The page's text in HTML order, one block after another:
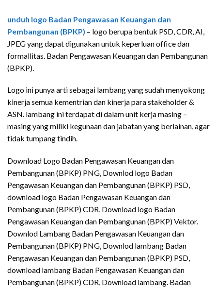
unduh logo Badan Pengawasan Keuangan dan
Pembangunan (BPKP) – logo berupa bentuk PSD, CDR, AI,
JPEG yang dapat digunakan untuk keperluan office dan
formallitas. Badan Pengawasan Keuangan dan Pembangunan
(BPKP).
Logo ini punya arti sebagai lambang yang sudah menyokong
kinerja semua kementrian dan kinerja para stakeholder &
ASN. lambang ini terdapat di dalam unit kerja masing –
masing yang miliki kegunaan dan jabatan yang berlainan, agar
tidak tumpang tindih.
Download Logo Badan Pengawasan Keuangan dan
Pembangunan (BPKP) PNG, Downlod logo Badan
Pengawasan Keuangan dan Pembangunan (BPKP) PSD,
download logo Badan Pengawasan Keuangan dan
Pembangunan (BPKP) CDR, Download logo Badan
Pengawasan Keuangan dan Pembangunan (BPKP) Vektor.
Downlod Lambang Badan Pengawasan Keuangan dan
Pembangunan (BPKP) PNG, Downlod lambang Badan
Pengawasan Keuangan dan Pembangunan (BPKP) PSD,
download lambang Badan Pengawasan Keuangan dan
Pembangunan (BPKP) CDR, Download lambang. Badan